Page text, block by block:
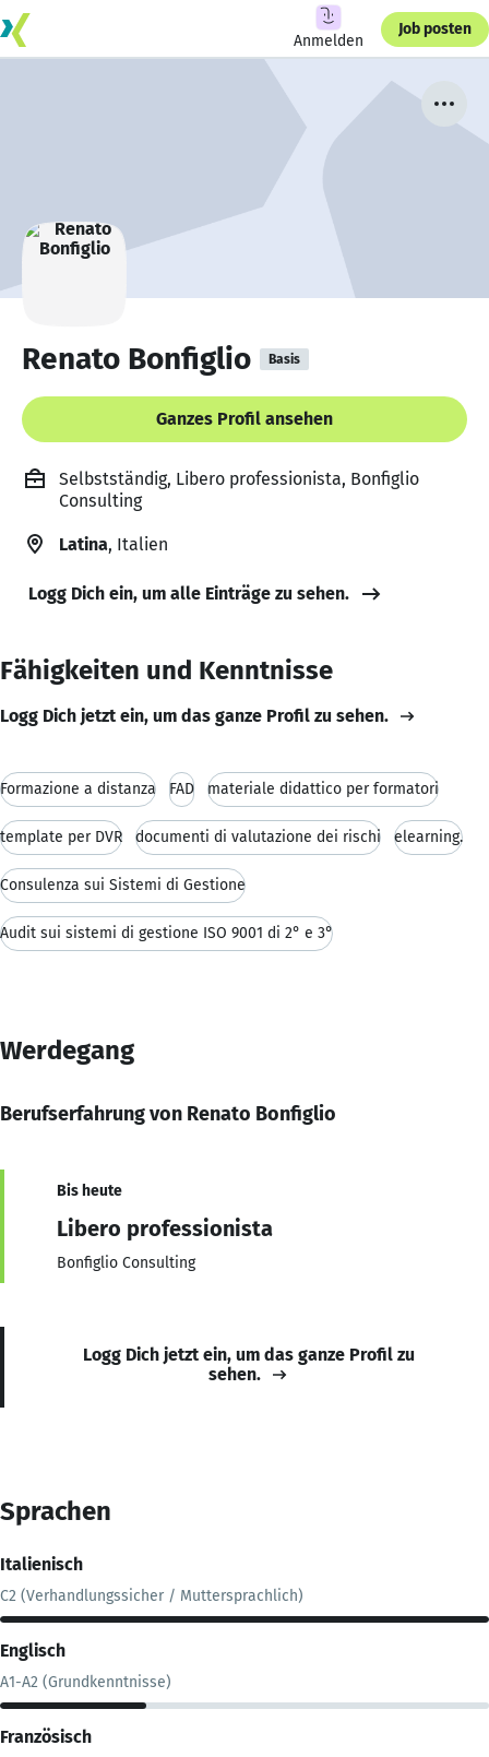
Anmelden
Job posten
Renato Bonfiglio Basis
Ganzes Profil ansehen
Selbstständig, Libero professionista, Bonfiglio
Consulting
Latina, Italien
Logg Dich ein, um alle Einträge zu sehen.
Fähigkeiten und Kenntnisse
Logg Dich jetzt ein, um das ganze Profil zu sehen.
Formazione a distanza FAD materiale didattico per formatori
template per DVR documenti di valutazione dei rischi elearning.
Consulenza sui Sistemi di Gestione
Audit sui sistemi di gestione ISO 9001 di 2° e 3°
Werdegang
Berufserfahrung von Renato Bonfiglio
Bis heute
Libero professionista
Bonfiglio Consulting
Logg Dich jetzt ein, um das ganze Profil zu
sehen.
Sprachen
Italienisch
C2 (Verhandlungssicher / Muttersprachlich)
Englisch
A1-A2 (Grundkenntnisse)
Französisch